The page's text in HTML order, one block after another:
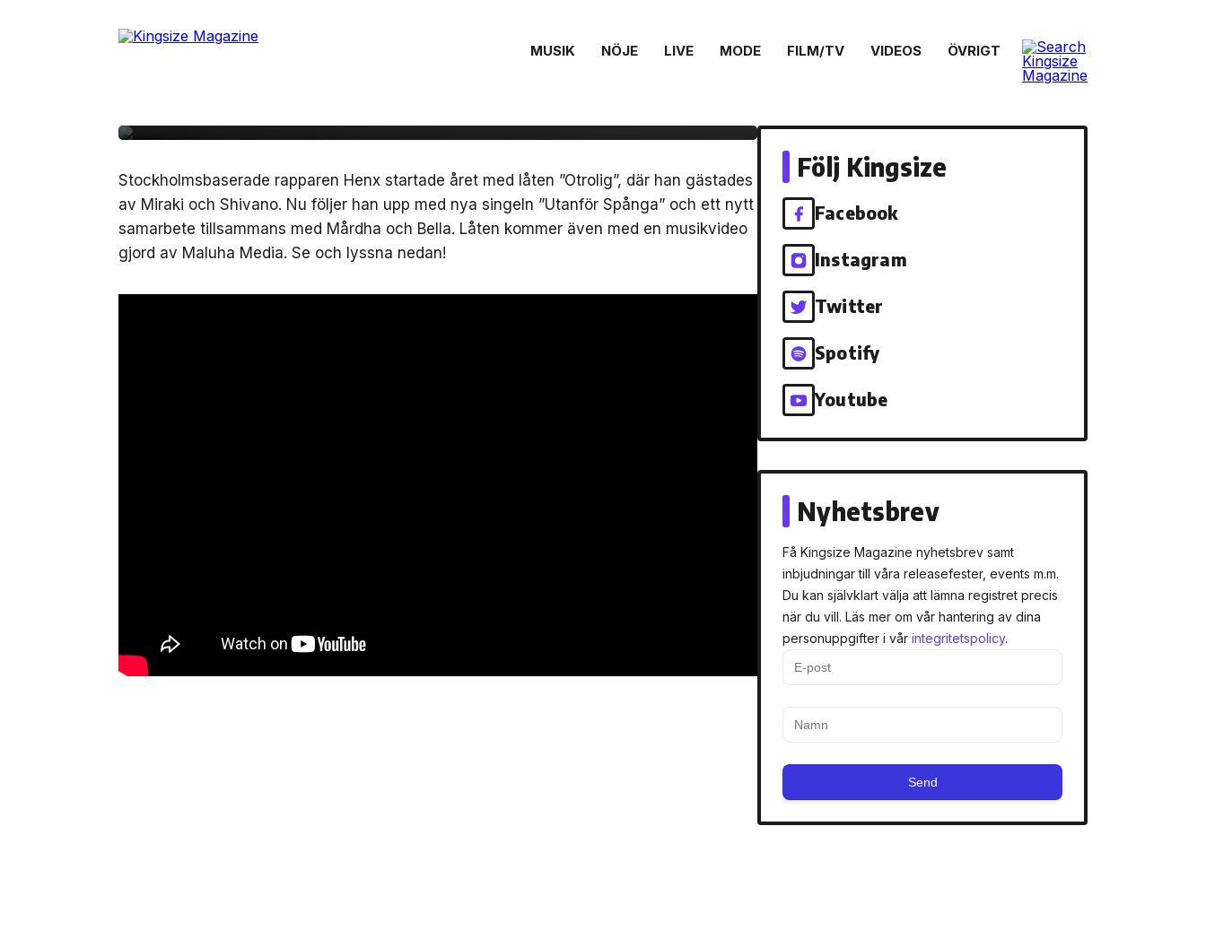
MUSIK NÖJE LIVE MODE FILM/TV VIDEOS ÖVRIGT
MUSIK 4 mars, 2019
Henx gästas av Mårdha och Bella i videon
Stockholmsbaserade rapparen Henx startade året med låten ”Otrolig”, där han gästades
av Miraki och Shivano. Nu följer han upp med nya singeln ”Utanför Spånga” och ett nytt
samarbete tillsammans med Mårdha och Bella. Låten kommer även med en musikvideo
gjord av Maluha Media. Se och lyssna nedan!
Följ Kingsize
Facebook
Instagram
Twitter
Spotify
Youtube
Nyhetsbrev
Få Kingsize Magazine nyhetsbrev samt
inbjudningar till våra releasefester, events m.m.
Du kan självklart välja att lämna registret precis
när du vill. Läs mer om vår hantering av dina
personuppgifter i vår integritetspolicy.
Send